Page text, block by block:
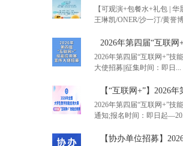
【可观演+包餐水+礼包 | 华
王琳凯/ONER/沙一汀/黄誉
【可观演+包餐水+礼包 |
2026年第四届“互联网
2026年第四届“互联网+”技
大使招募||征集时间：即日...
2026年第四届“互联网+”
【“互联网+”】2026年
2026年第四届“互联网+”技
通知;报名时间：即日起
【协办单位招募】